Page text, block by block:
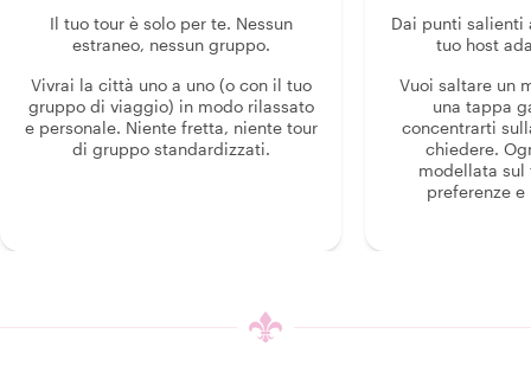
Il tuo tour è solo per te. Nessun
estraneo, nessun gruppo.
Vivrai la città uno a uno (o con il tuo
gruppo di viaggio) in modo rilassato
e personale. Niente fretta, niente tour
di gruppo standardizzati.
Dai punti salienti
tuo host
Vuoi saltare un
una tappa
concentrarti
chiedere.
modellata sul
preferenze